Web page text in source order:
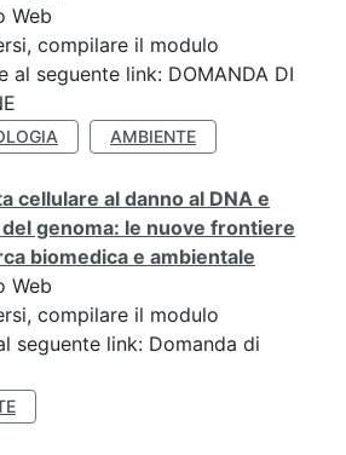
Web
compilare il modulo
al seguente link: DOMANDA DI
AMBIENTE
cellulare al danno al DNA e
genoma: le nuove frontiere
biomedica e ambientale
Web
compilare il modulo
seguente link: Domanda di